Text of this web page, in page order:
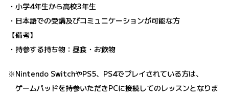
・小学4年生から高校3年生
・日本語での受講及びコミュニケーションが可能な方
【備考】
・持参する持ち物：昼食・お飲物
※Nintendo SwitchやPS5、PS4でプレイされている方は、
ゲームパッドを持参いただきPCに接続してのレッスンとなりま